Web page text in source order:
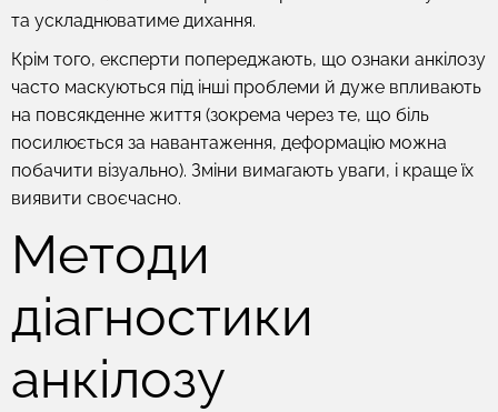
та ускладнюватиме дихання.
Крім того, експерти попереджають, що ознаки анкілозу
часто маскуються під інші проблеми й дуже впливають
на повсякденне життя (зокрема через те, що біль
посилюється за навантаження, деформацію можна
побачити візуально). Зміни вимагають уваги, і краще їх
виявити своєчасно.
Методи
діагностики
анкілозу